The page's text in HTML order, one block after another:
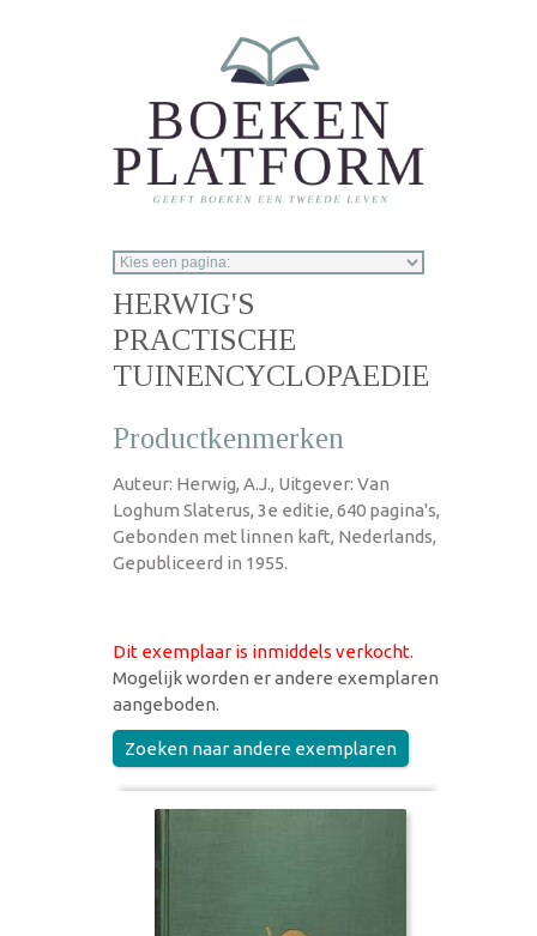
HERWIG'S
PRACTISCHE
TUINENCYCLOPAEDIE
Productkenmerken
Auteur: Herwig, A.J., Uitgever: Van
Loghum Slaterus, 3e editie, 640 pagina's,
Gebonden met linnen kaft, Nederlands,
Gepubliceerd in 1955.
Dit exemplaar is inmiddels verkocht.
Mogelijk worden er andere exemplaren
aangeboden.
Zoeken naar andere exemplaren